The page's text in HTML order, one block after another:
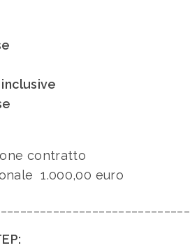
affitto
inclusive
contratto
1.000,00 euro